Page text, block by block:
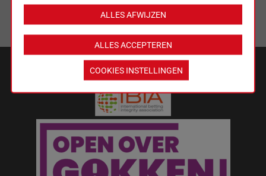
VEILIGHEID EN BETROUWBAARHEID
Wat kost gokken jou? Stop op tijd.
ALLES ACCEPTEREN
ALLES AFWIJZEN
COOKIES INSTELLINGEN